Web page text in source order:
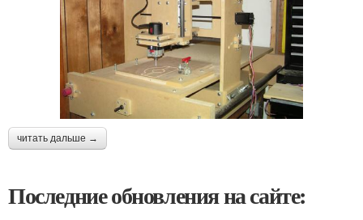
читать дальше →
Последние обновления на сайте: